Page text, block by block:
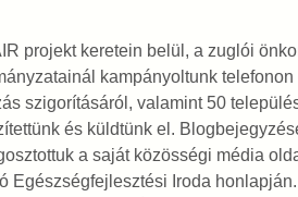
projekt keretein belül, a zuglói
kampányoltunk
szigorításáról, valamint 50
és küldtünk el.
a saját közösségi média
Egészségfejlesztési Iroda